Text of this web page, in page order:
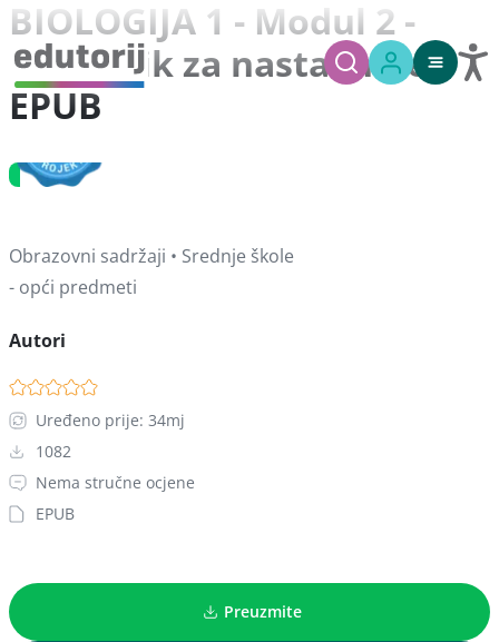
BIOLOGIJA 1 - Modul 2 -
Priručnik za nastavnike -
EPUB
Obrazovni sadržaji • Srednje škole
- opći predmeti
Autori
Uređeno prije: 34mj
1082
Nema stručne ocjene
EPUB
Preuzmite